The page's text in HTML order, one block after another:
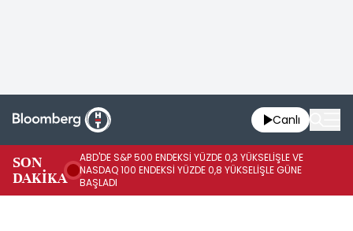
Canlı
SON
DAKİKA
ABD'DE S&P 500 ENDEKSİ YÜZDE 0,3 YÜKSELİŞLE VE
NASDAQ 100 ENDEKSİ YÜZDE 0,8 YÜKSELİŞLE GÜNE
BAŞLADI